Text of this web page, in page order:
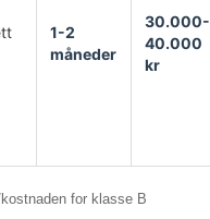
1-2
måneder
30.000-
40.000
kr
for klasse B